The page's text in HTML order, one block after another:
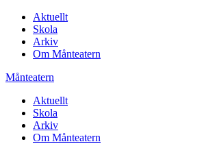
Aktuellt
Skola
Arkiv
Om Månteatern
Månteatern
Aktuellt
Skola
Arkiv
Om Månteatern